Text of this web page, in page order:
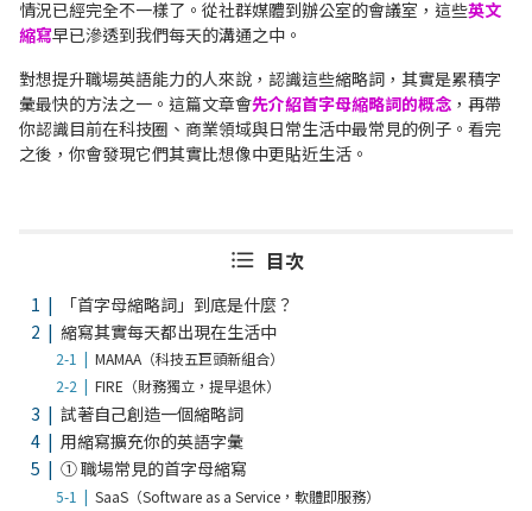
情況已經完全不一樣了。從社群媒體到辦公室的會議室，這些英文
縮寫早已滲透到我們每天的溝通之中。
對想提升職場英語能力的人來說，認識這些縮略詞，其實是累積字
彙最快的方法之一。這篇文章會先介紹首字母縮略詞的概念 ，再帶
你認識目前在科技圈、商業領域與日常生活中最常見的例子。看完
之後，你會發現它們其實比想像中更貼近生活。
目次
「首字母縮略詞」到底是什麼？
縮寫其實每天都出現在生活中
MAMAA（科技五巨頭新組合）
FIRE（財務獨立，提早退休）
試著自己創造一個縮略詞
用縮寫擴充你的英語字彙
① 職場常見的首字母縮寫
SaaS（Software as a Service，軟體即服務）